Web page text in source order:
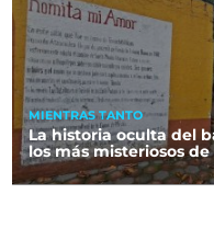
MIENTRAS TANTO
La historia oculta del
los más misteriosos de